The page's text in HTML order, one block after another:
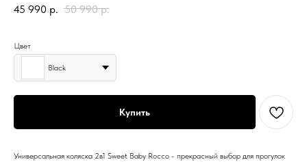
45 990 р. 50 990 р.
Цвет
Black
Купить
Универсальная коляска 2в1 Sweet Baby Rocco - прекрасный выбор для прогулок